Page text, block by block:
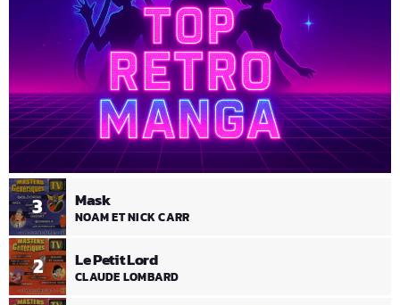
2 Le Petit Lord
CLAUDE LOMBARD
3 Mask
NOAM ET NICK CARR